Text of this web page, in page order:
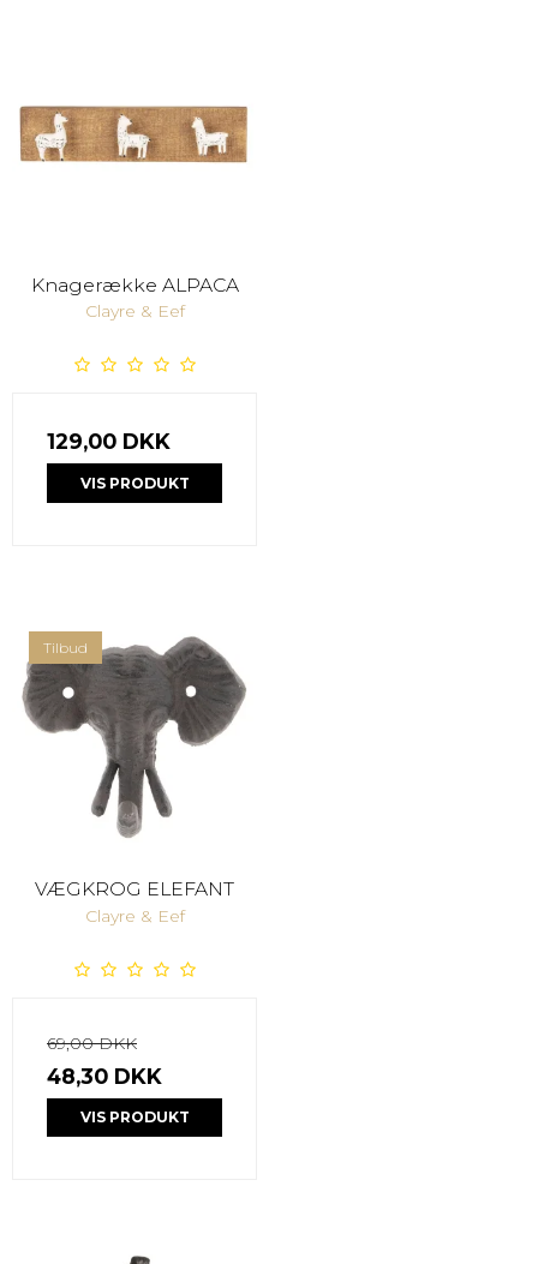
Knagerække ALPACA
Clayre & Eef
129,00 DKK
VIS PRODUKT
Tilbud
VÆGKROG ELEFANT
Clayre & Eef
69,00 DKK
48,30 DKK
VIS PRODUKT